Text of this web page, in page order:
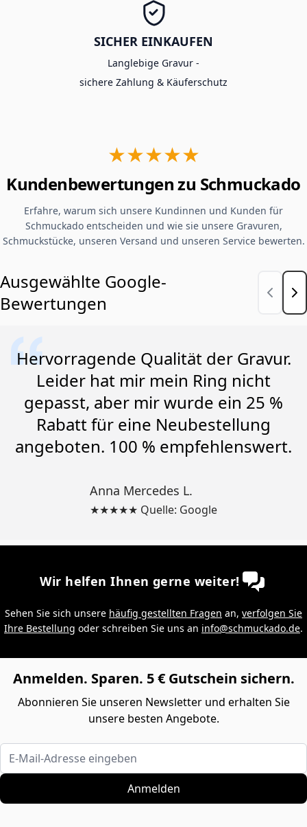
SICHER EINKAUFEN
Langlebige Gravur -
sichere Zahlung & Käuferschutz
★★★★★
Kundenbewertungen zu Schmuckado
Erfahre, warum sich unsere Kundinnen und Kunden für
Schmuckado entscheiden und wie sie unsere Gravuren,
Schmuckstücke, unseren Versand und unseren Service bewerten.
Ausgewählte Google-
Bewertungen
Hervorragende Qualität der Gravur.
Leider hat mir mein Ring nicht
gepasst, aber mir wurde ein 25 %
Rabatt für eine Neubestellung
angeboten. 100 % empfehlenswert.
Anna Mercedes L.
★★★★★ Quelle: Google
Wir helfen Ihnen gerne weiter!
Sehen Sie sich unsere häufig gestellten Fragen an, verfolgen Sie
Ihre Bestellung oder schreiben Sie uns an info@schmuckado.de.
Anmelden. Sparen. 5 € Gutschein sichern.
Abonnieren Sie unseren Newsletter und erhalten Sie
unsere besten Angebote.
E-Mail-Adresse eingeben
Anmelden